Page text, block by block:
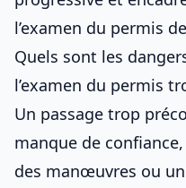
l’examen du permis
Quels sont les
l’examen du permis
Un passage trop
manque de
des manœuvres ou